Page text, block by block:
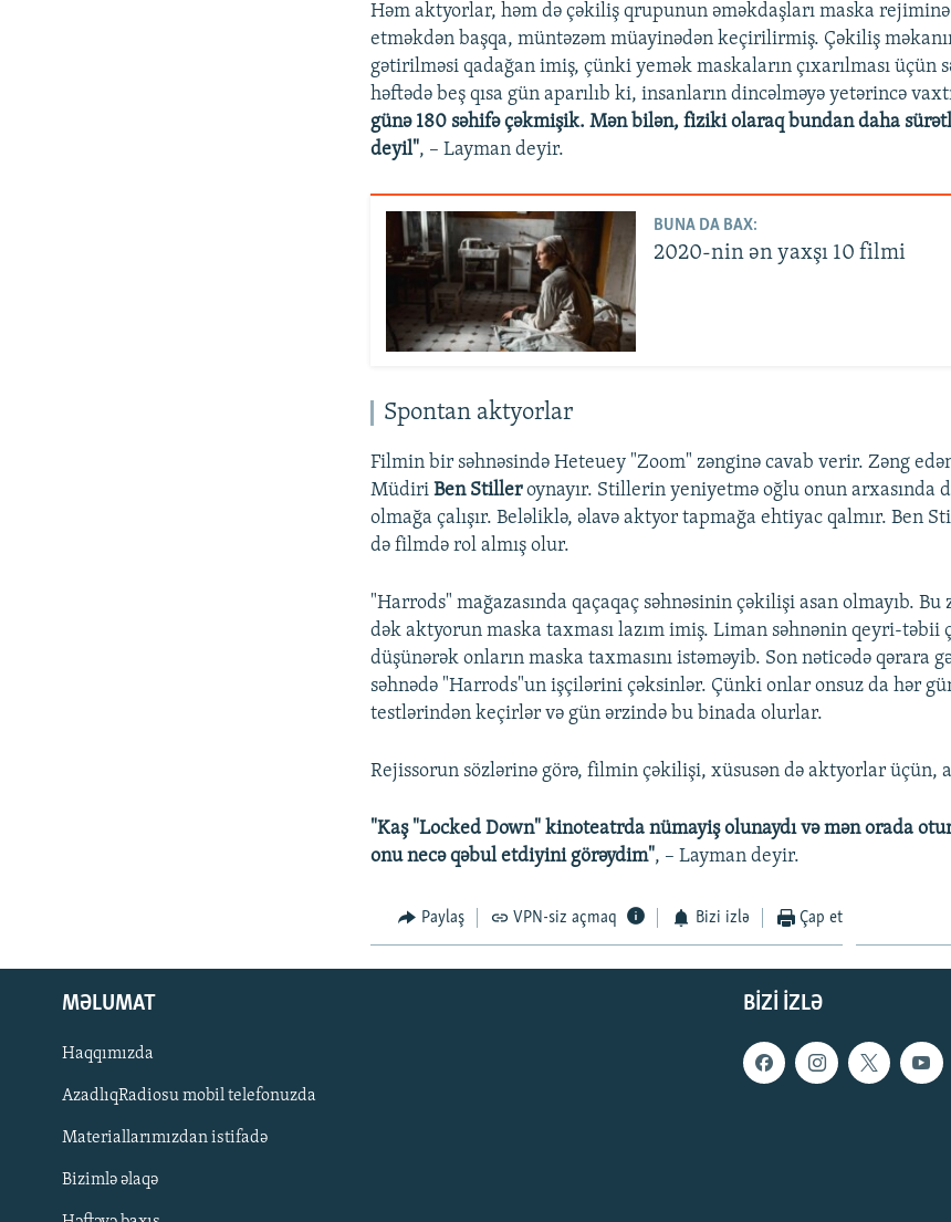
Həm aktyorlar, həm də çəkiliş qrupunun əməkdaşları maska
etməkdən başqa, müntəzəm müayinədən keçirilirmiş. Çəkiliş
gətirilməsi qadağan imiş, çünki yemək maskaların çıxarılması üçün
həftədə beş qısa gün aparılıb ki, insanların dincəlməyə yetərincə
günə 180 səhifə çəkmişik. Mən bilən, fiziki olaraq bundan daha
deyil", – Layman deyir.
BUNA DA BAX:
2020-nin ən yaxşı 10 filmi
Spontan aktyorlar
Filmin bir səhnəsində Heteuey "Zoom" zənginə cavab verir. Zəng
MüdiriBen Stilleroynayır. Stillerin yeniyetmə oğlu onun arxasında
olmağa çalışır. Beləliklə, əlavə aktyor tapmağa ehtiyac qalmır. Ben
də filmdə rol almış olur.
"Harrods" mağazasında qaçaqaç səhnəsinin çəkilişi asan olmayıb.
dək aktyorun maska taxması lazım imiş. Liman səhnənin qeyri-təbii
düşünərək onların maska taxmasını istəməyib. Son nəticədə qərara
səhnədə "Harrods"un işçilərini çəksinlər. Çünki onlar onsuz da hər
testlərindən keçirlər və gün ərzində bu binada olurlar.
Rejissorun sözlərinə görə, filmin çəkilişi, xüsusən də aktyorlar üçün,
"Kaş "Locked Down" kinoteatrda nümayiş olunaydı və mən orada
onu necə qəbul etdiyini görəydim", – Layman deyir.
Paylaş VPN-siz açmaq Bizi izlə Çap et
BIZI IZLƏ
MƏLUMAT
Haqqımızda
AzadlıqRadiosu mobil telefonuzda
Materiallarımızdan istifadə
Bizimlə əlaqə